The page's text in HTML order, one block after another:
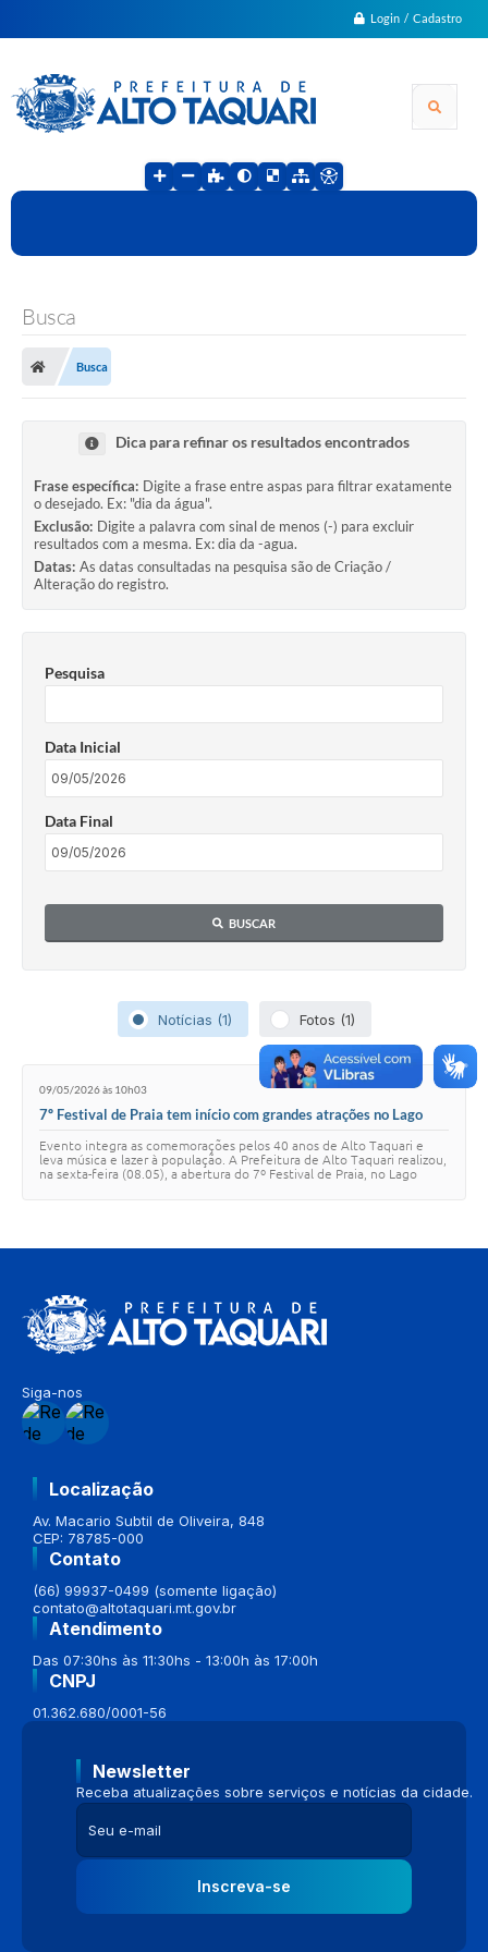
Login / Cadastro
Busca
Busca
Dica para refinar os resultados encontrados
Frase específica: Digite a frase entre aspas para filtrar exatamente
o desejado. Ex: "dia da água".
Exclusão: Digite a palavra com sinal de menos (-) para excluir
resultados com a mesma. Ex: dia da -agua.
Datas: As datas consultadas na pesquisa são de Criação /
Alteração do registro.
Pesquisa
Data Inicial
Data Final
BUSCAR
Notícias (1) Fotos (1)
09/05/2026 às 10h03
7º Festival de Praia tem início com grandes atrações no Lago
Evento integra as comemorações pelos 40 anos de Alto Taquari e
leva música e lazer à população. A Prefeitura de Alto Taquari realizou,
na sexta-feira (08.05), a abertura do 7º Festival de Praia, no Lago
Siga-nos
Localização
Av. Macario Subtil de Oliveira, 848
CEP: 78785-000
Contato
(66) 99937-0499 (somente ligação)
contato@altotaquari.mt.gov.br
Atendimento
Das 07:30hs às 11:30hs - 13:00h às 17:00h
CNPJ
01.362.680/0001-56
Newsletter
Receba atualizações sobre serviços e notícias da cidade.
Inscreva-se